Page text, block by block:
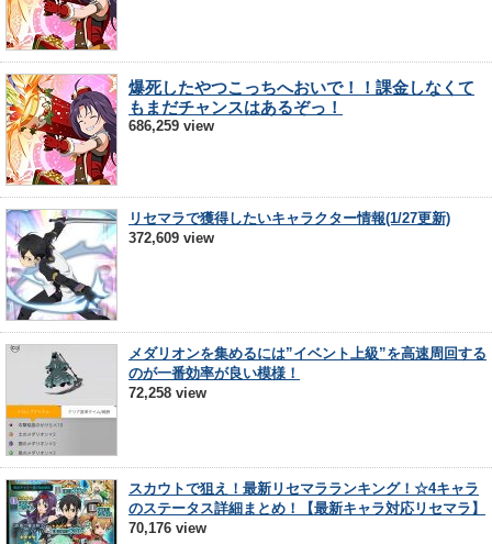
爆死したやつこっちへおいで！！課金しなくて
もまだチャンスはあるぞっ！
686,259 view
リセマラで獲得したいキャラクター情報(1/27更新)
372,609 view
メダリオンを集めるには”イベント上級”を高速周回する
のが一番効率が良い模様！
72,258 view
スカウトで狙え！最新リセマラランキング！☆4キャラ
のステータス詳細まとめ！【最新キャラ対応リセマラ】
70,176 view